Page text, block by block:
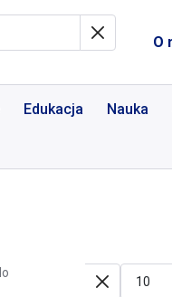
O
Edukacja Nauka